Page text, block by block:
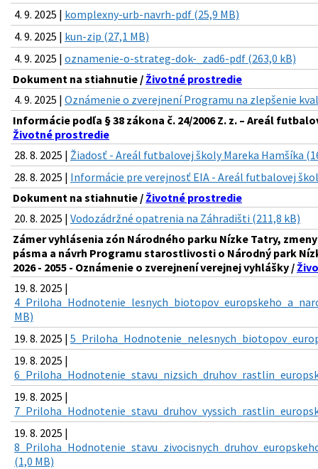
4. 9. 2025 | komplexny-urb-navrh-pdf (25,9 MB)
4. 9. 2025 | kun-zip (27,1 MB)
4. 9. 2025 | oznamenie-o-strateg-dok-_zad6-pdf (263,0 kB)
Dokument na stiahnutie / Životné prostredie
4. 9. 2025 | Oznámenie o zverejnení Programu na zlepšenie
Informácie podľa § 38 zákona č. 24/2006 Z. z. – Areál
Životné prostredie
28. 8. 2025 | Žiadosť - Areál futbalovej školy Mareka Hamšíka
28. 8. 2025 | Informácie pre verejnosť EIA - Areál futbalovej
Dokument na stiahnutie / Životné prostredie
20. 8. 2025 | Vodozádržné opatrenia na Záhradišti (211,8 kB)
Zámer vyhlásenia zón Národného parku Nízke Tatry,
pásma a návrh Programu starostlivosti o Národný park
2026 - 2055 - Oznámenie o zverejnení verejnej vyhlášky /
19. 8. 2025 |
MB)
19. 8. 2025 |
19. 8. 2025 |
19. 8. 2025 |
19. 8. 2025 |
(1,0 MB)